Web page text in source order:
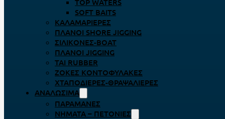
TOP WATERS
SOFT BAITS
ΚΑΛΑΜΑΡΙΈΡΕΣ
ΠΛΆΝΟΙ SHORE JIGGING
ΣΙΛΙΚΌΝΕΣ-BOAT
ΠΛΆΝΟΙ JIGGING
TAI RUBBER
ΖΌΚΕΣ ΚΟΝΤΟΦΎΛΑΚΕΣ
ΧΤΑΠΟΔΙΈΡΕΣ-ΘΡΑΨΑΛΙΈΡΕΣ
ΑΝΑΛΏΣΙΜΑ
ΠΑΡΑΜΆΝΕΣ
ΝΉΜΑΤΑ – ΠΕΤΟΝΙΈΣ